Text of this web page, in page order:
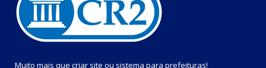
Muito mais que criar site ou sistema para prefeituras!